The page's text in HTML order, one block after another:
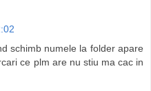
schimb numele la folder apare
ce plm are nu stiu ma cac in